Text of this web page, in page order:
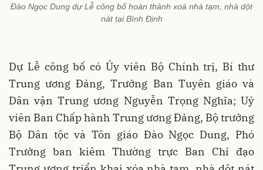
Đào Ngọc Dung dự Lễ công bố hoàn thành xoá nhà tạm, nhà dột
nát tại Bình Định
Dự Lễ công bố có Ủy viên Bộ Chính trị, Bí thư
Trung ương Đảng, Trưởng Ban Tuyên giáo và
Dân vận Trung ương Nguyễn Trọng Nghĩa; Uỷ
viên Ban Chấp hành Trung ương Đảng, Bộ trưởng
Bộ Dân tộc và Tôn giáo Đào Ngọc Dung, Phó
Trưởng ban kiêm Thường trực Ban Chỉ đạo